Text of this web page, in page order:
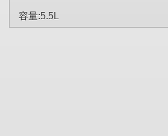
容量:5.5L